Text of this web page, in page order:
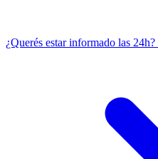
¿Querés estar informado las 24h?